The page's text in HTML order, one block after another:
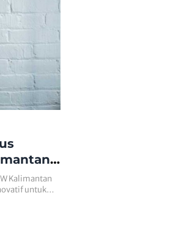
Kalimantan
untuk…